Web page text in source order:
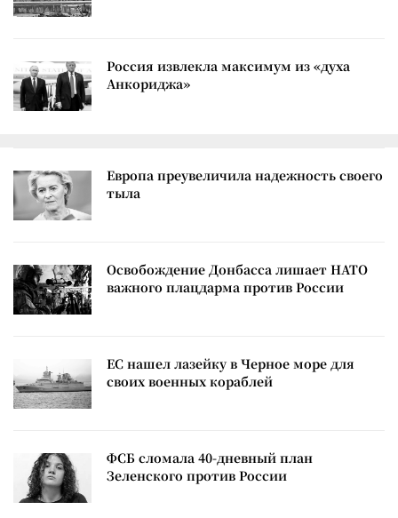
Россия извлекла максимум из «духа
Анкориджа»
Европа преувеличила надежность своего
тыла
Освобождение Донбасса лишает НАТО
важного плацдарма против России
ЕС нашел лазейку в Черное море для
своих военных кораблей
ФСБ сломала 40-дневный план
Зеленского против России